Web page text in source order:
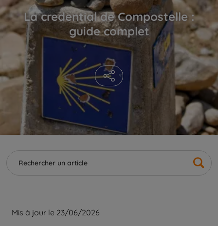
La credential de Compostelle :
guide complet
Mis à jour le 23/06/2026